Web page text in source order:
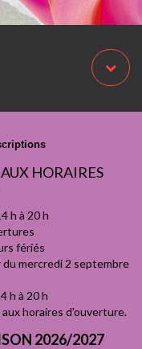
HORAIRES
h à 20 h
fériés
mercredi 2 septembre
h à 20 h
horaires d'ouverture.
2026/2027